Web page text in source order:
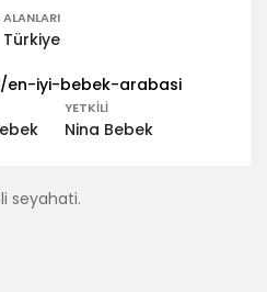
ALANLARI
Türkiye
en-iyi-bebek-arabasi
YETKILI
Nina Bebek
seyahati.